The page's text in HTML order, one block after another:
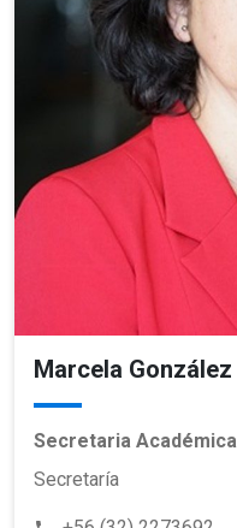
Marcela González
Secretaria Académica
Secretaría